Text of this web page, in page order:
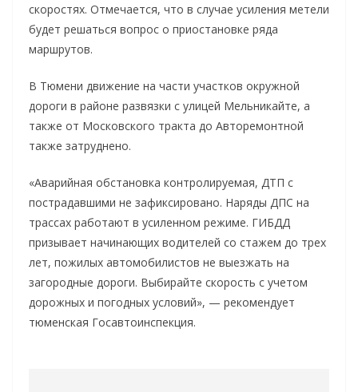
скоростях. Отмечается, что в случае усиления метели
будет решаться вопрос о приостановке ряда
маршрутов.
В Тюмени движение на части участков окружной
дороги в районе развязки с улицей Мельникайте, а
также от Московского тракта до Авторемонтной
также затруднено.
«Аварийная обстановка контролируемая, ДТП с
пострадавшими не зафиксировано. Наряды ДПС на
трассах работают в усиленном режиме. ГИБДД
призывает начинающих водителей со стажем до трех
лет, пожилых автомобилистов не выезжать на
загородные дороги. Выбирайте скорость с учетом
дорожных и погодных условий», — рекомендует
тюменская Госавтоинспекция.